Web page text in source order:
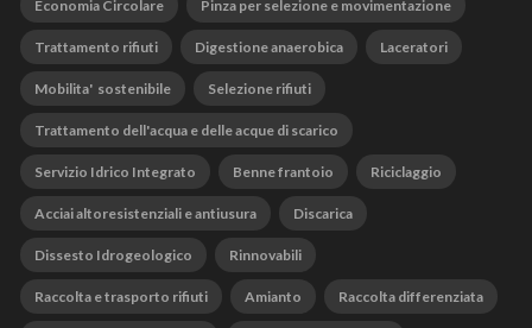
Economia Circolare Pinza per selezione e movimentazione
Trattamento rifiuti Digestione anaerobica Laceratori
Mobilita' sostenibile Selezione rifiuti
Trattamento dell'acqua e delle acque di scarico
Servizio Idrico Integrato Benne frantoio Riciclaggio
Acciai altoresistenziali e antiusura Discarica
Dissesto Idrogeologico Rinnovabili
Raccolta e trasporto rifiuti Amianto Raccolta differenziata